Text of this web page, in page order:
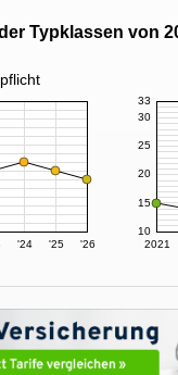
Typklassen von
'24 '25 '26 2021
10
15
20
25
30
33